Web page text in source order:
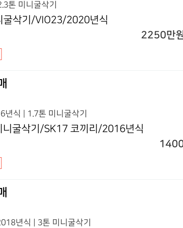
톤 미니굴삭기
굴삭기/VIO23/2020년식
2250만
식 | 1.7톤 미니굴삭기
굴삭기/SK17 코끼리/2016년식
년식 | 3톤 미니굴삭기